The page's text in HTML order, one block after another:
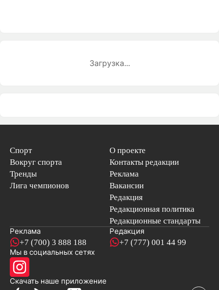
Загрузка...
Спорт
Вокруг спорта
Тренды
Лига чемпионов
О проекте
Контакты редакции
Реклама
Вакансии
Редакция
Редакционная политика
Редакционные стандарты
Реклама
+7 (700) 3 888 188
Редакция
+7 (777) 001 44 99
Мы в социальных сетях
Скачать наше приложениеновостей